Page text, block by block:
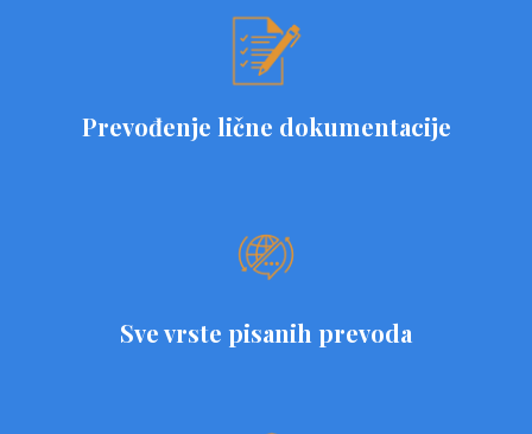
Prevođenje lične dokumentacije
Sve vrste pisanih prevoda